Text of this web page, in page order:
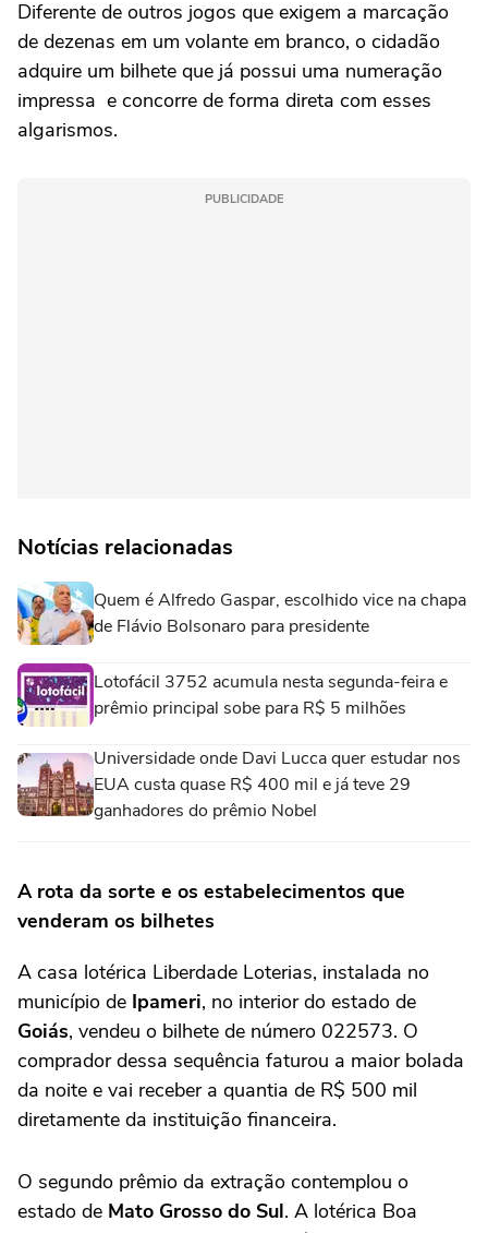
Diferente de outros jogos que exigem a marcação
de dezenas em um volante em branco, o cidadão
adquire um bilhete que já possui uma numeração
impressa e concorre de forma direta com esses
algarismos.
PUBLICIDADE
Notícias relacionadas
Quem é Alfredo Gaspar, escolhido vice na chapa
de Flávio Bolsonaro para presidente
Lotofácil 3752 acumula nesta segunda-feira e
prêmio principal sobe para R$ 5 milhões
Universidade onde Davi Lucca quer estudar nos
EUA custa quase R$ 400 mil e já teve 29
ganhadores do prêmio Nobel
A rota da sorte e os estabelecimentos que
venderam os bilhetes
A casa lotérica Liberdade Loterias, instalada no
município de Ipameri, no interior do estado de
Goiás, vendeu o bilhete de número 022573. O
comprador dessa sequência faturou a maior bolada
da noite e vai receber a quantia de R$ 500 mil
diretamente da instituição financeira.
O segundo prêmio da extração contemplou o
estado de Mato Grosso do Sul. A lotérica Boa